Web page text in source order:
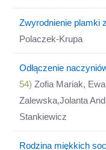
Zwyrodnienie plamki
Polaczek-Krupa
Odłączenie
54) Zofia Mariak,
Zalewska,Jolanta
Stankiewicz
Rodzina miękkich